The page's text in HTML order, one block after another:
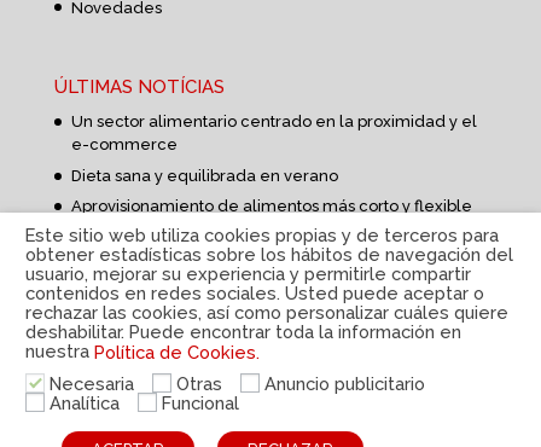
Novedades
ÚLTIMAS NOTÍCIAS
Un sector alimentario centrado en la proximidad y el
e-commerce
Dieta sana y equilibrada en verano
Aprovisionamiento de alimentos más corto y flexible
Política de privacidad|
cookies| Sistema interno de información|
© Disteco
2022
Este sitio web utiliza cookies propias y de terceros para
obtener estadísticas sobre los hábitos de navegación del
usuario, mejorar su experiencia y permitirle compartir
contenidos en redes sociales. Usted puede aceptar o
rechazar las cookies, así como personalizar cuáles quiere
deshabilitar. Puede encontrar toda la información en
nuestra Política de Cookies.
Necesaria
Otras
Anuncio publicitario
Analítica
Funcional